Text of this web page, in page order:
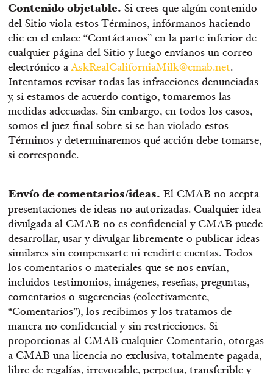
Contenido objetable. Si crees que algún contenido
del Sitio viola estos Términos, infórmanos haciendo
clic en el enlace “Contáctanos” en la parte inferior de
cualquier página del Sitio y luego envíanos un correo
electrónico aAskRealCaliforniaMilk@cmab.net.
Intentamos revisar todas las infracciones denunciadas
y, si estamos de acuerdo contigo, tomaremos las
medidas adecuadas. Sin embargo, en todos los casos,
somos el juez final sobre si se han violado estos
Términos y determinaremos qué acción debe tomarse,
si corresponde.
Envío de comentarios/ideas. El CMAB no acepta
presentaciones de ideas no autorizadas. Cualquier idea
divulgada al CMAB no es confidencial y CMAB puede
desarrollar, usar y divulgar libremente o publicar ideas
similares sin compensarte ni rendirte cuentas. Todos
los comentarios o materiales que se nos envían,
incluidos testimonios, imágenes, reseñas, preguntas,
comentarios o sugerencias (colectivamente,
“Comentarios”), los recibimos y los tratamos de
manera no confidencial y sin restricciones. Si
proporcionas al CMAB cualquier Comentario, otorgas
a CMAB una licencia no exclusiva, totalmente pagada,
libre de regalías, irrevocable, perpetua, transferible y